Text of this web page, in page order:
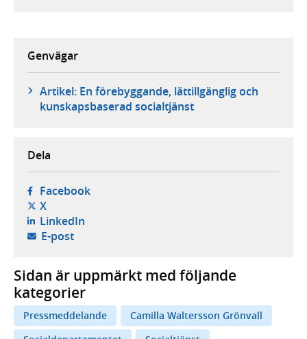
Genvägar
Artikel: En förebyggande, lättillgänglig och
kunskapsbaserad socialtjänst
Dela
Facebook- öppnas i ny flik, extern webbplats,
X- öppnas i ny flik, extern webbplats,
LinkedIn- öppnas i ny flik, extern webbplats,
E-post- öppnar din e-postklient,
Sidan är uppmärkt med följande
kategorier
Pressmeddelande
Camilla Waltersson Grönvall